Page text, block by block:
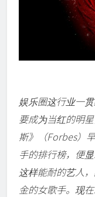
娱乐圈这行业一
要成为当红的明
斯》（Forbes）
手的排行榜，便
这样能耐的艺人
金的女歌手。现